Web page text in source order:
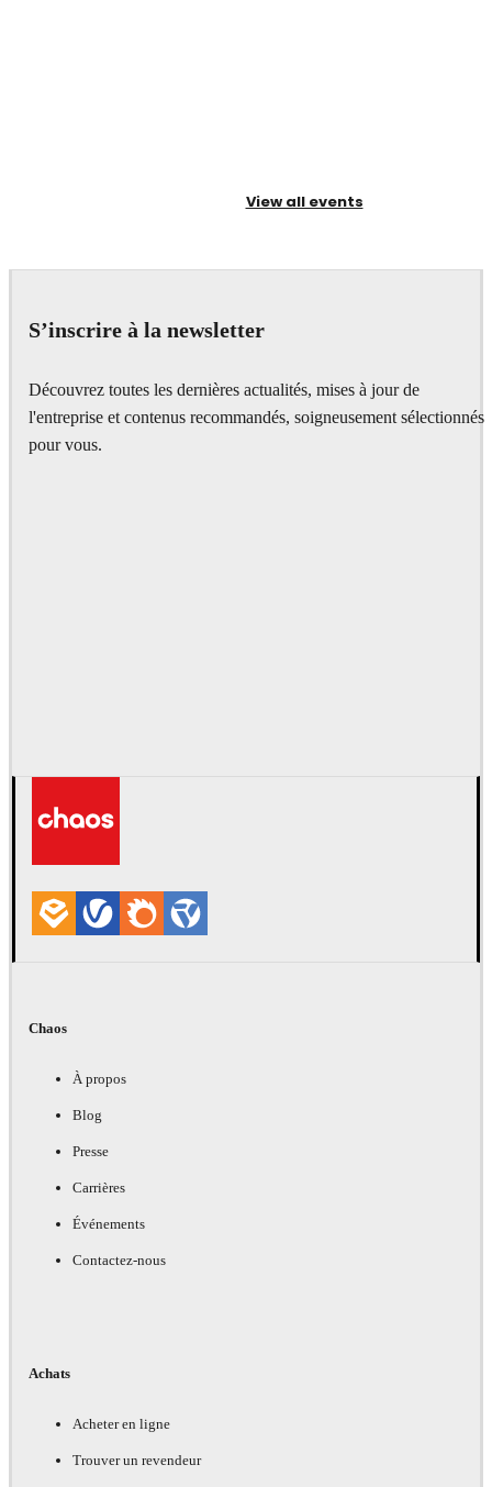
View all events
S’inscrire à la newsletter
Découvrez toutes les dernières actualités, mises à jour de
l'entreprise et contenus recommandés, soigneusement sélectionnés
pour vous.
Chaos
À propos
Blog
Presse
Carrières
Événements
Contactez-nous
Achats
Acheter en ligne
Trouver un revendeur